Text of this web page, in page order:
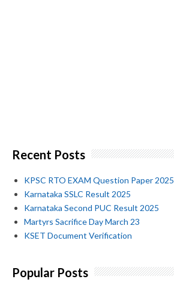
Recent Posts
KPSC RTO EXAM Question Paper 2025
Karnataka SSLC Result 2025
Karnataka Second PUC Result 2025
Martyrs Sacrifice Day March 23
KSET Document Verification
Popular Posts